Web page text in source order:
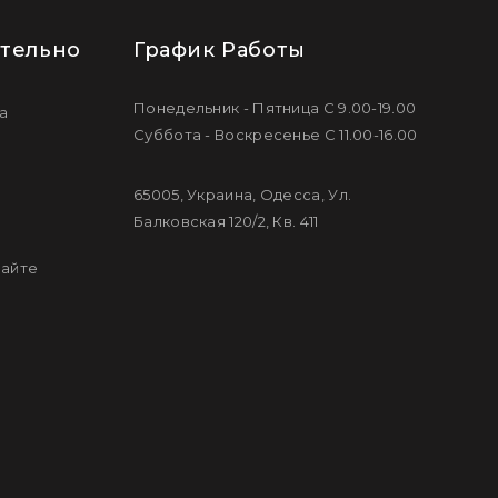
График Работы
Понедельник - Пятница С 9.00-19.00
Суббота - Воскресенье С 11.00-16.00
65005, Украина, Одесса, Ул.
Балковская 120/2, Кв. 411